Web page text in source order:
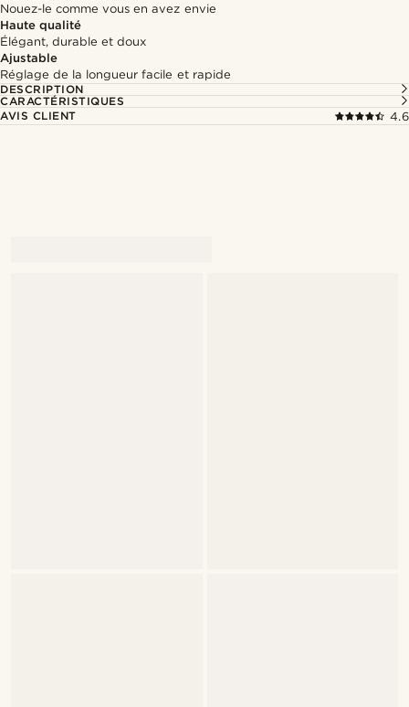
Nouez-le comme vous en avez envie
Haute qualité
Élégant, durable et doux
Ajustable
Réglage de la longueur facile et rapide
DESCRIPTION
CARACTÉRISTIQUES
AVIS CLIENT
4.6